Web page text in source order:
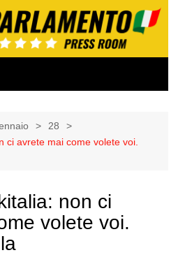
28
ci avrete mai come volete voi.
non ci
volete voi.